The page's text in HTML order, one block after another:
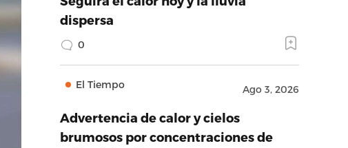
dispersa
0
El Tiempo Ago 3, 2026
Advertencia de calor y cielos
brumosos por concentraciones de